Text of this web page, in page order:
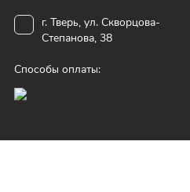
г. Тверь, ул. Скворцова-
Степанова, 38
Способы оплаты: